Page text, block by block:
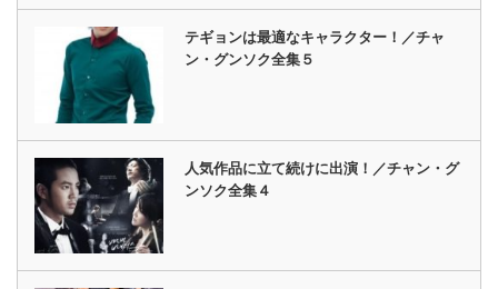
テギョンは最適なキャラクター！／チャ
ン・グンソク全集５
人気作品に立て続けに出演！／チャン・グ
ンソク全集４